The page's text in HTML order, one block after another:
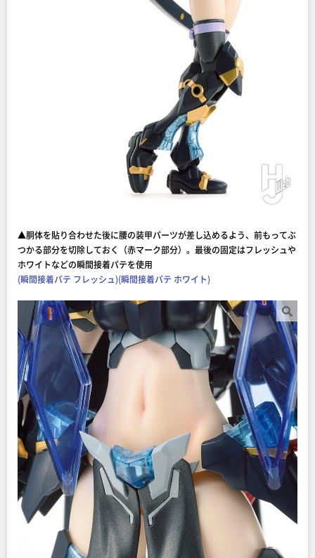
▲胴体を貼り合わせた後に腰の装甲パーツが差し込めるよう、前もってぶ
つかる部分を切除しておく（赤マーク部分）。最後の固定はフレッシュや
ホワイトなどの瞬間接着パテを使用
(瞬間接着パテ フレッシュ)(瞬間接着パテ ホワイト)